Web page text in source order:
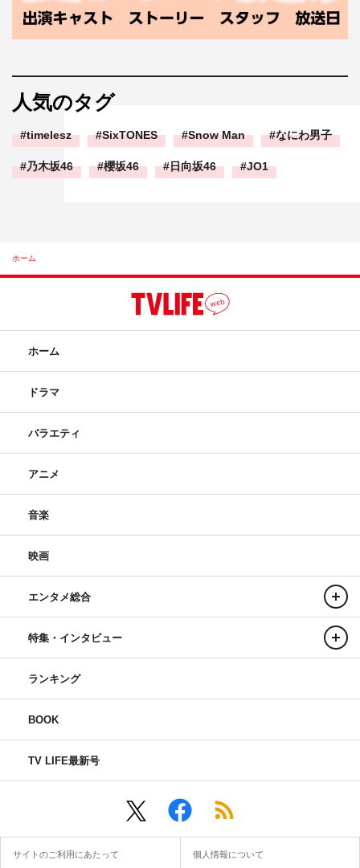
人気のタグ
timelesz SixTONES Snow Man なにわ男子
乃木坂46 櫻坂46 日向坂46 JO1
ホーム
ホーム
ドラマ
バラエティ
アニメ
音楽
映画
エンタメ総合
特集・インタビュー
ランキング
BOOK
TV LIFE最新号
サイトのご利用にあたって 個人情報について